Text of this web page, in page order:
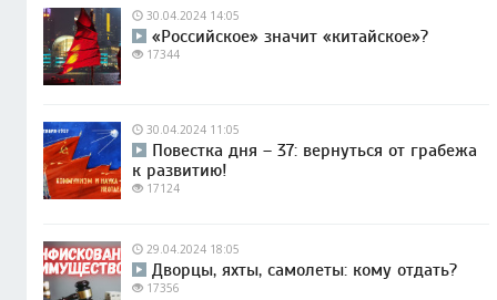
30.04.2024 14:05
«Российское» значит «китайское»?
17344
30.04.2024 11:05
Повестка дня – 37: вернуться от грабежа
к развитию!
17124
29.04.2024 18:05
Дворцы, яхты, самолеты: кому отдать?
17356